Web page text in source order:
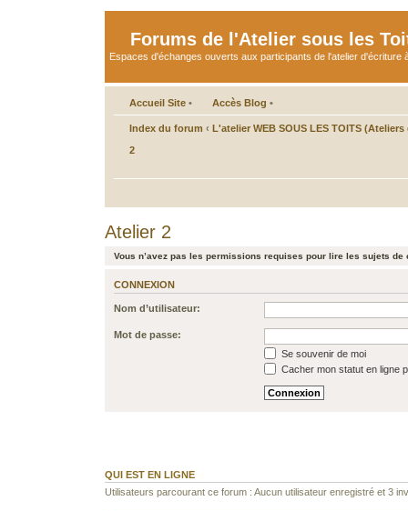
Forums de l'Atelier sous les
Espaces d'échanges ouverts aux participants de l'atelier d'écriture
Accueil Site • Accès Blog •
Index du forum ‹ L'atelier WEB SOUS LES TOITS
2
Atelier 2
Vous n’avez pas les permissions requises pour lire les sujets de
CONNEXION
Nom d’utilisateur:
Mot de passe:
Se souvenir de moi
Cacher mon statut en ligne
QUI EST EN LIGNE
Utilisateurs parcourant ce forum : Aucun utilisateur enregistré et 3